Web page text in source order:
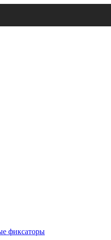
фиксаторы